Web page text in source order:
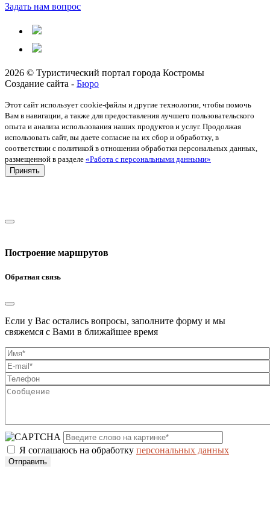
Задать нам вопрос
2026 © Туристический портал города Костромы
Создание сайта - Бюро
Этот сайт использует cookie-файлы и другие технологии, чтобы помочь
Вам в навигации, а также для предоставления лучшего пользовательского
опыта и анализа использования наших продуктов и услуг. Продолжая
использовать сайт, вы даете согласие на их сбор и обработку, в
соответствии с политикой в отношении обработки персональных данных,
размещенной в разделе «Работа с персональными данными»
Принять
Построение маршрутов
Обратная связь
Если у Вас остались вопросы, заполните форму и мы
свяжемся с Вами в ближайшее время
Я соглашаюсь на обработку персональных данных